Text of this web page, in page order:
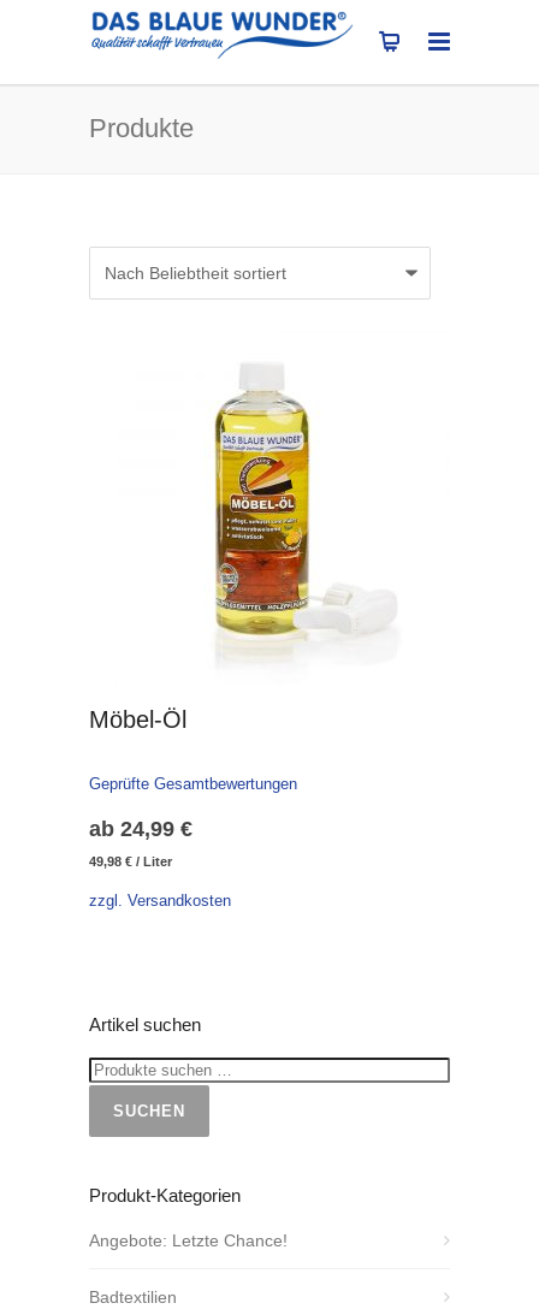
Produkte
Möbel-Öl
Geprüfte Gesamtbewertungen
ab 24,99 €
49,98 € / Liter
zzgl. Versandkosten
Artikel suchen
SUCHEN
Produkt-Kategorien
Angebote: Letzte Chance!
Badtextilien